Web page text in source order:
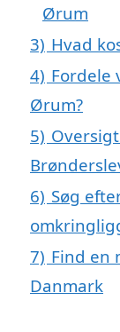
Ørum
3) Hvad
4) Fordele
Ørum?
5)
6) Søg
7) Find en
Danmark